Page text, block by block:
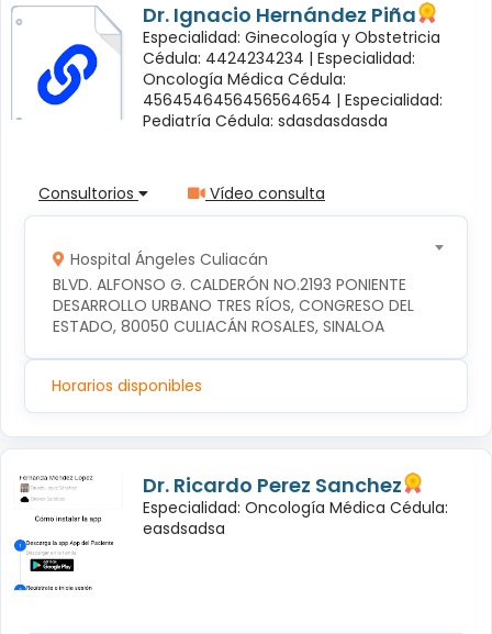
Dr. Ignacio Hernández Piña
Especialidad: Ginecología y Obstetricia
Cédula: 4424234234 | Especialidad:
Oncología Médica Cédula:
4564546456456564654 | Especialidad:
Pediatría Cédula: sdasdasdasda
Consultorios Vídeo consulta
Hospital Ángeles Culiacán
BLVD. ALFONSO G. CALDERÓN NO.2193 PONIENTE
DESARROLLO URBANO TRES RÍOS, CONGRESO DEL
ESTADO, 80050 CULIACÁN ROSALES, SINALOA
Horarios disponibles
Dr. Ricardo Perez Sanchez
Especialidad: Oncología Médica Cédula:
easdsadsa